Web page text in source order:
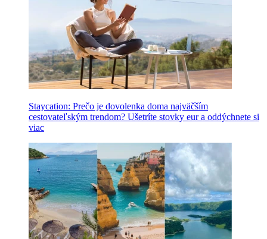
Staycation: Prečo je dovolenka doma najväčším
cestovateľským trendom? Ušetríte stovky eur a oddýchnete si
viac